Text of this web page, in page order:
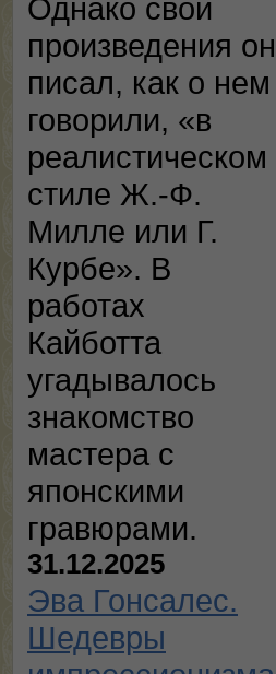
Однако свои
произведения он
писал, как о нем
говорили, «в
реалистическом
стиле Ж.-Ф.
Милле или Г.
Курбе». В
работах
Кайботта
угадывалось
знакомство
мастера с
японскими
гравюрами.
31.12.2025
Эва Гонсалес.
Шедевры